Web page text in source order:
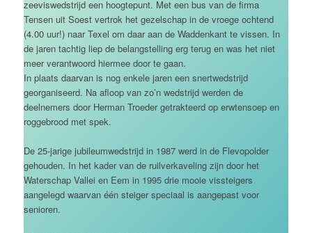
zeeviswedstrijd een hoogtepunt. Met een bus van de firma
Tensen uit Soest vertrok het gezelschap in de vroege ochtend
(4.00 uur!) naar Texel om daar aan de Waddenkant te vissen. In
de jaren tachtig liep de belangstelling erg terug en was het niet
meer verantwoord hiermee door te gaan.
In plaats daarvan is nog enkele jaren een snertwedstrijd
georganiseerd. Na afloop van zo’n wedstrijd werden de
deelnemers door Herman Troeder getrakteerd op erwtensoep en
roggebrood met spek.
De 25-jarige jubileumwedstrijd in 1987 werd in de Flevopolder
gehouden. In het kader van de ruilverkaveling zijn door het
Waterschap Vallei en Eem in 1995 drie mooie vissteigers
aangelegd waarvan één steiger speciaal is aangepast voor
senioren.